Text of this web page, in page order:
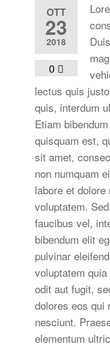
OTT
23
2018
0
lectus quis
quis, interdum
Etiam
quisquam est,
sit amet,
non numquam
labore et
voluptatem.
faucibus vel,
bibendum elit
pulvinar
voluptatem
odit aut fugit,
dolores eos qui
nesciunt.
elementum